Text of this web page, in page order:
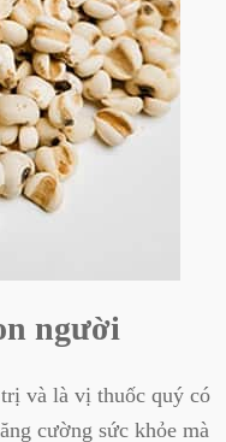
người
và là vị thuốc quý có
cường sức khỏe mà